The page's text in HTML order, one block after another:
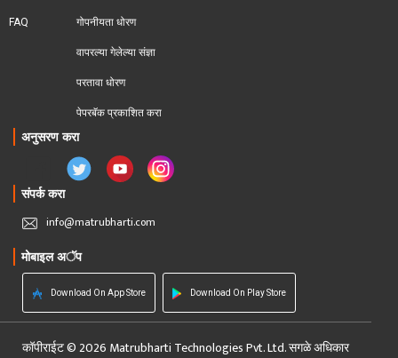
FAQ गोपनीयता धोरण
वापरल्या गेलेल्या संज्ञा
परतावा धोरण
पेपरबॅक प्रकाशित करा
अनुसरण करा
संपर्क करा
info@matrubharti.com
मोबाइल अॅप
Download On App Store Download On Play Store
कॉपीराईट © 2026 Matrubharti Technologies Pvt. Ltd. सगळे अधिकार